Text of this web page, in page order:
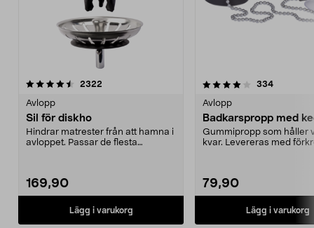
2322
Avlopp
Sil för diskho
Hindrar matrester från att hamna i
avloppet. Passar de flesta
169,90
Lägg i varukorg
4.0 av 5 stjärnor 334
Avlopp
Badkarspropp med
Gummipropp som håller
kvar. Levereras med
79,90
Lägg i varukorg
4.5 av 5 stjärnor